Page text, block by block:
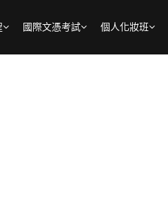
國際文憑考試 個人化妝班